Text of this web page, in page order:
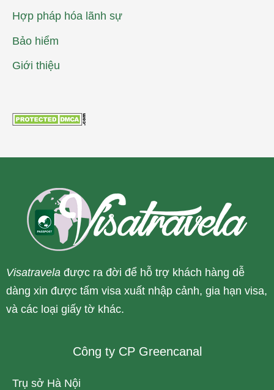
Hợp pháp hóa lãnh sự
Bảo hiểm
Giới thiệu
Visatravela được ra đời để hỗ trợ khách hàng dễ
dàng xin được tấm visa xuất nhập cảnh, gia hạn visa,
và các loại giấy tờ khác.
Công ty CP Greencanal
Trụ sở Hà Nội